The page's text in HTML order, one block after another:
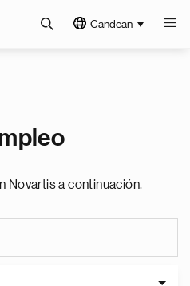
Candean
Novartis a continuación.